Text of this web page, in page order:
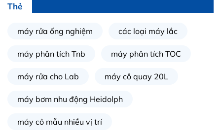
Thẻ
máy rửa ống nghiệm các loại máy lắc
máy phân tích Tnb máy phân tích TOC
máy rửa cho Lab máy cô quay 20L
máy bơm nhu động Heidolph
máy cô mẫu nhiều vị trí